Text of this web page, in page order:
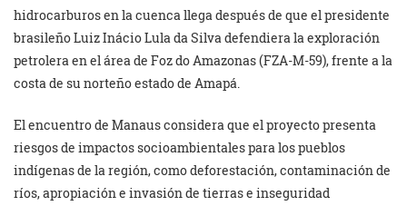
hidrocarburos en la cuenca llega después de que el presidente
brasileño Luiz Inácio Lula da Silva defendiera la exploración
petrolera en el área de Foz do Amazonas (FZA-M-59), frente a la
costa de su norteño estado de Amapá.
El encuentro de Manaus considera que el proyecto presenta
riesgos de impactos socioambientales para los pueblos
indígenas de la región, como deforestación, contaminación de
ríos, apropiación e invasión de tierras e inseguridad